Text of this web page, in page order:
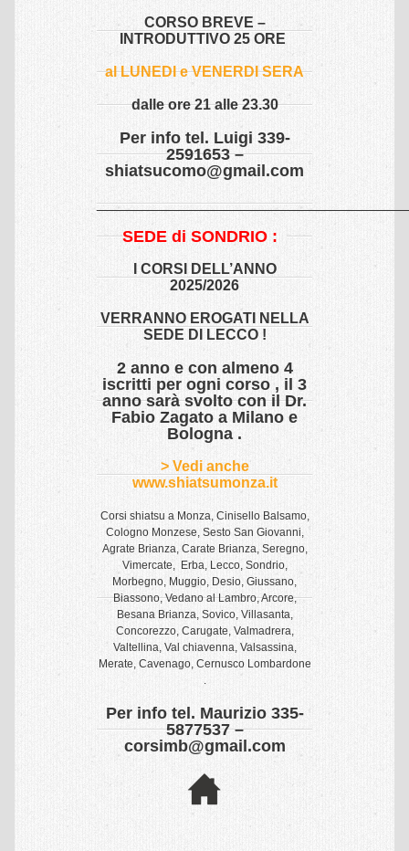
Yoga Corsi
Yoga Insegnante
Yoga Galleria
Stretching dei Meridiani
Escursioni Guidate al Parco di Monza
INFO
Corretto comportamento informatico
CORSO BREVE –
INTRODUTTIVO 25 ORE
al LUNEDI e VENERDI SERA
dalle ore 21 alle 23.30
Per info tel. Luigi 339-
2591653 –
shiatsucomo@gmail.com
SEDE di SONDRIO :
I CORSI DELL’ANNO
2025/2026
VERRANNO EROGATI NELLA
SEDE DI LECCO !
2 anno e con almeno 4
iscritti per ogni corso , il 3
anno sarà svolto con il Dr.
Fabio Zagato a Milano e
Bologna .
> Vedi anche
www.shiatsumonza.it
Corsi shiatsu a Monza, Cinisello Balsamo,
Cologno Monzese, Sesto San Giovanni,
Agrate Brianza, Carate Brianza, Seregno,
Vimercate, Erba, Lecco, Sondrio,
Morbegno, Muggio, Desio, Giussano,
Biassono, Vedano al Lambro, Arcore,
Besana Brianza, Sovico, Villasanta,
Concorezzo, Carugate, Valmadrera,
Valtellina, Val chiavenna, Valsassina,
Merate, Cavenago, Cernusco Lombardone
.
Per info tel. Maurizio 335-
5877537 –
corsimb@gmail.com